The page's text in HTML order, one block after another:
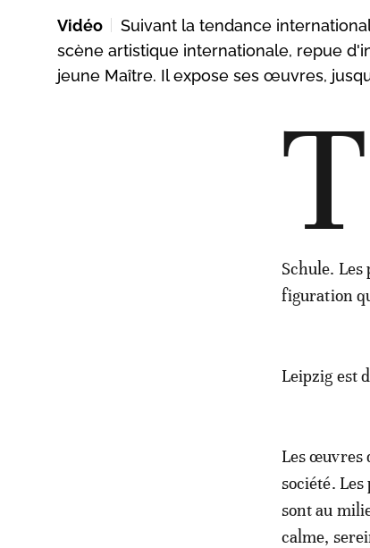
Vidéo
Suivant la tendance
scène artistique internationale, repue
jeune Maître. Il expose ses œuvres,
T
Schule.
figuration
Leipzig est
Les œuvres
société.
sont au
calme,